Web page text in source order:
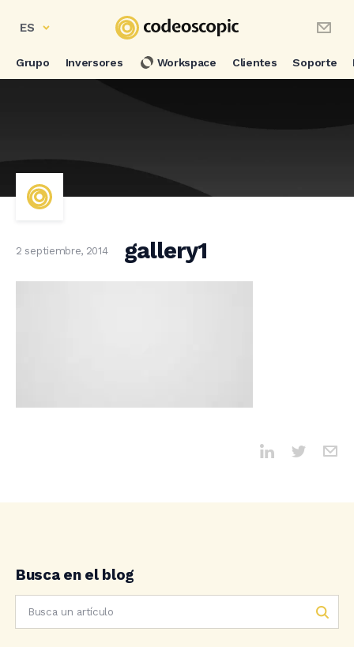
ES
Grupo Inversores Workspace Clientes Soporte
2 septiembre, 2014 gallery1
Busca en el blog